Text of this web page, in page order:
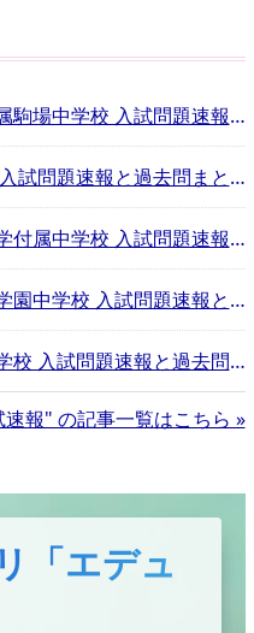
【2026年】筑波大学附属駒場中学校 入試問題速報と過去問まとめ
【2026年】浅野中学校 入試問題速報と過去問まとめ
【2026年】東京都市大学付属中学校 入試問題速報と過去問まとめ
【2026年】豊島岡女子学園中学校 入試問題速報と過去問まとめ
【2026年】栄光学園中学校 入試問題速報と過去問まとめ
速報" の記事一覧はこちら »
「エデュ